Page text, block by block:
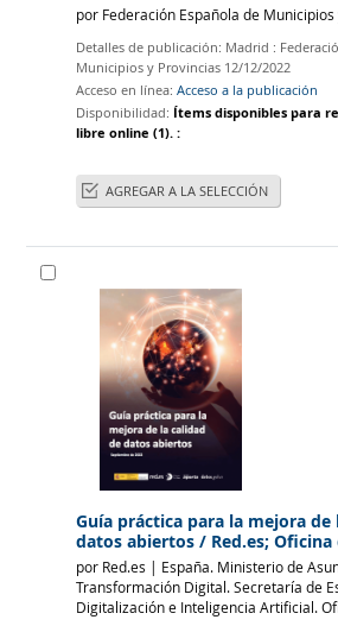
por
Detalles de publicación: Madrid :
Municipios y Provincias 12/12/2022
Acceso en línea:Acceso a la publicación
Disponibilidad: Ítems disponibles para
libre online (1).:
AGREGAR A LA SELECCIÓN
Guía práctica para la mejora de
datos abiertos/ Red.es;
por Red.es | España. Ministerio de
Transformación Digital. Secretaría de
Digitalización e Inteligencia Artificial.